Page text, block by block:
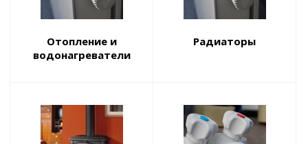
Отопление и
водонагреватели
Радиаторы